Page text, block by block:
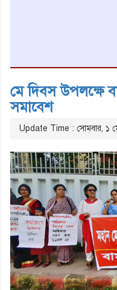
মে দিবস উপলক্ষে
সমাবেশ
Update Time : সোমবার, ১